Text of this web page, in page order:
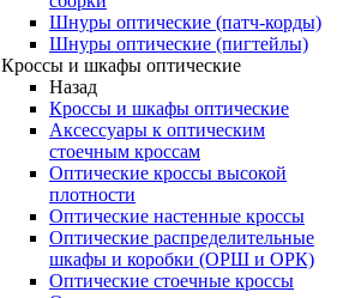
Шнуры оптические (патч-корды)
Шнуры оптические (пигтейлы)
Кроссы и шкафы оптические
Назад
Кроссы и шкафы оптические
Аксессуары к оптическим
стоечным кроссам
Оптические кроссы высокой
плотности
Оптические настенные кроссы
Оптические распределительные
шкафы и коробки (ОРШ и ОРК)
Оптические стоечные кроссы